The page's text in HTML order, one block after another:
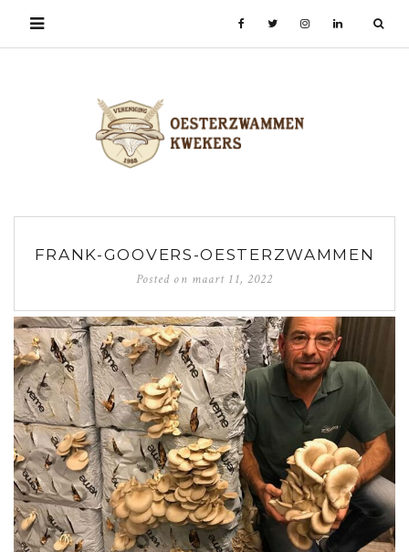
FRANK-GOOVERS-OESTERZWAMMEN
Posted on maart 11, 2022